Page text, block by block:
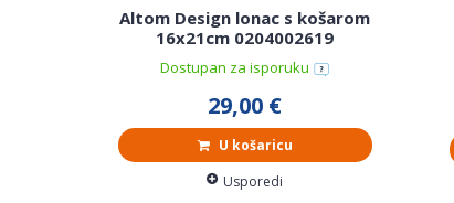
Altom Design lonac s košarom
16x21cm 0204002619
Dostupan za isporuku
29,00 €
U košaricu
Usporedi